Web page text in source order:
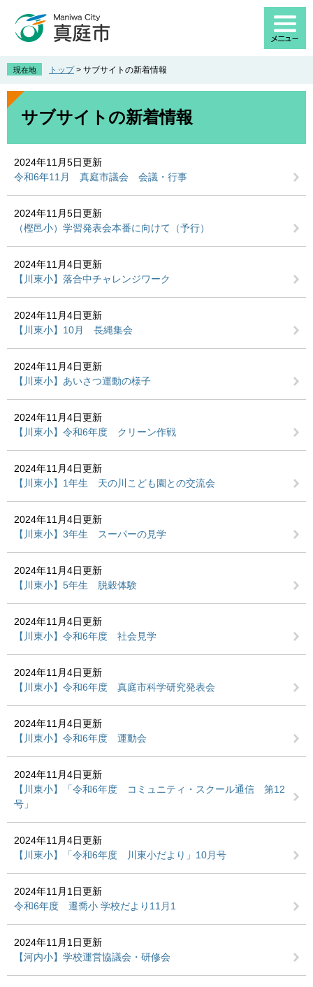
先
す
を
し
現在地 トップ > サブサイトの新着情報
本
サブサイトの新着情報
2024年11月5日更新
令和6年11月 真庭市議会 会議・行事
2024年11月5日更新
（樫邑小）学習発表会本番に向けて（予行）
2024年11月4日更新
【川東小】落合中チャレンジワーク
2024年11月4日更新
【川東小】10月 長縄集会
2024年11月4日更新
【川東小】あいさつ運動の様子
2024年11月4日更新
【川東小】令和6年度 クリーン作戦
2024年11月4日更新
【川東小】1年生 天の川こども園との交流会
2024年11月4日更新
【川東小】3年生 スーパーの見学
2024年11月4日更新
【川東小】5年生 脱穀体験
2024年11月4日更新
【川東小】令和6年度 社会見学
2024年11月4日更新
【川東小】令和6年度 真庭市科学研究発表会
2024年11月4日更新
【川東小】令和6年度 運動会
2024年11月4日更新
【川東小】「令和6年度 コミュニティ・スクール通信 第12
号」
2024年11月4日更新
【川東小】「令和6年度 川東小だより」10月号
2024年11月1日更新
令和6年度 遷喬小 学校だより11月1
2024年11月1日更新
【河内小】学校運営協議会・研修会